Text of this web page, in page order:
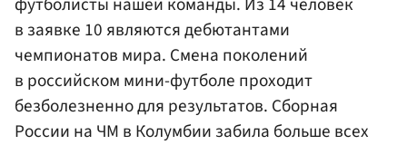
в заявке 10 являются дебютантами
чемпионатов мира. Смена поколений
в российском мини-футболе проходит
безболезненно для результатов. Сборная
России на ЧМ в Колумбии забила больше всех